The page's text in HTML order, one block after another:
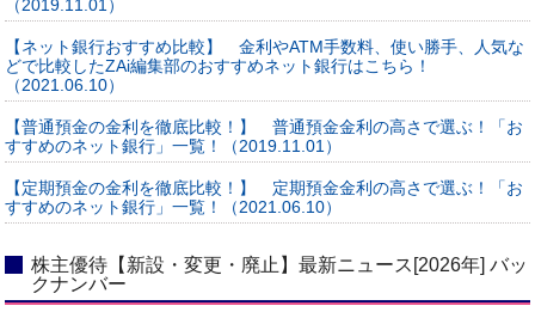
（2019.11.01）
【ネット銀行おすすめ比較】 金利やATM手数料、使い勝手、人気な
どで比較したZAi編集部のおすすめネット銀行はこちら！
（2021.06.10）
【普通預金の金利を徹底比較！】 普通預金金利の高さで選ぶ！「お
すすめのネット銀行」一覧！（2019.11.01）
【定期預金の金利を徹底比較！】 定期預金金利の高さで選ぶ！「お
すすめのネット銀行」一覧！（2021.06.10）
株主優待【新設・変更・廃止】最新ニュース[2026年] バッ
クナンバー